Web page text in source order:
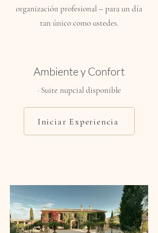
organización profesional – para un día
tan único como ustedes.
Ambiente y Confort
· Suite nupcial disponible
Iniciar Experiencia